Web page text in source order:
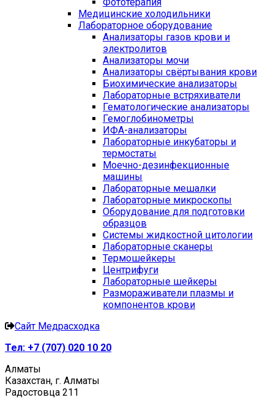
Медицинские холодильники
Лабораторное оборудование
Анализаторы газов крови и
электролитов
Анализаторы мочи
Анализаторы свёртывания крови
Биохимические анализаторы
Лабораторные встряхиватели
Гематологические анализаторы
Гемоглобинометры
ИФА-анализаторы
Лабораторные инкубаторы и
термостаты
Моечно-дезинфекционные
машины
Лабораторные мешалки
Лабораторные микроскопы
Оборудование для подготовки
образцов
Системы жидкостной цитологии
Лабораторные сканеры
Термошейкеры
Центрифуги
Лабораторные шейкеры
Размораживатели плазмы и
компонентов крови
Сайт Медрасходка
Тел: +7 (707) 020 10 20
Алматы
Казахстан, г. Алматы
Радостовца 211